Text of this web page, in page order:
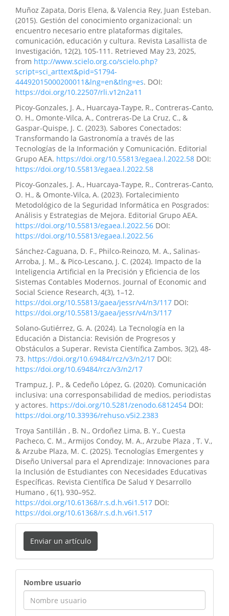
Muñoz Zapata, Doris Elena, & Valencia Rey, Juan Esteban.
(2015). Gestión del conocimiento organizacional: un
encuentro necesario entre plataformas digitales,
comunicación, educación y cultura. Revista Lasallista de
Investigación, 12(2), 105-111. Retrieved May 23, 2025,
from http://www.scielo.org.co/scielo.php?
script=sci_arttext&pid=S1794-
44492015000200011&lng=en&tlng=es. DOI:
https://doi.org/10.22507/rli.v12n2a11
Picoy-Gonzales, J. A., Huarcaya-Taype, R., Contreras-Canto,
O. H., Omonte-Vilca, A., Contreras-De La Cruz, C., &
Gaspar-Quispe, J. C. (2023). Sabores Conectados:
Transformando la Gastronomía a través de las
Tecnologías de la Información y Comunicación. Editorial
Grupo AEA. https://doi.org/10.55813/egaea.l.2022.58 DOI:
https://doi.org/10.55813/egaea.l.2022.58
Picoy-Gonzales, J. A., Huarcaya-Taype, R., Contreras-Canto,
O. H., & Omonte-Vilca, A. (2023). Fortalecimiento
Metodológico de la Seguridad Informática en Posgrados:
Análisis y Estrategias de Mejora. Editorial Grupo AEA.
https://doi.org/10.55813/egaea.l.2022.56 DOI:
https://doi.org/10.55813/egaea.l.2022.56
Sánchez-Caguana, D. F., Philco-Reinozo, M. A., Salinas-
Arroba, J. M., & Pico-Lescano, J. C. (2024). Impacto de la
Inteligencia Artificial en la Precisión y Eficiencia de los
Sistemas Contables Modernos. Journal of Economic and
Social Science Research, 4(3), 1–12.
https://doi.org/10.55813/gaea/jessr/v4/n3/117 DOI:
https://doi.org/10.55813/gaea/jessr/v4/n3/117
Solano-Gutiérrez, G. A. (2024). La Tecnología en la
Educación a Distancia: Revisión de Progresos y
Obstáculos a Superar. Revista Científica Zambos, 3(2), 48-
73. https://doi.org/10.69484/rcz/v3/n2/17 DOI:
https://doi.org/10.69484/rcz/v3/n2/17
Trampuz, J. P., & Cedeño López, G. (2020). Comunicación
inclusiva: una corresponsabilidad de medios, periodistas
y actores. https://doi.org/10.5281/zenodo.6812454 DOI:
https://doi.org/10.33936/rehuso.v5i2.2383
Troya Santillán , B. N., Ordoñez Lima, B. Y., Cuesta
Pacheco, C. M., Armijos Condoy, M. A., Arzube Plaza , T. V.,
& Arzube Plaza, M. C. (2025). Tecnologías Emergentes y
Diseño Universal para el Aprendizaje: Innovaciones para
la Inclusión de Estudiantes con Necesidades Educativas
Específicas. Revista Científica De Salud Y Desarrollo
Humano , 6(1), 930–952.
https://doi.org/10.61368/r.s.d.h.v6i1.517 DOI:
https://doi.org/10.61368/r.s.d.h.v6i1.517
Enviar un artículo
ingreso
Nombre usuario